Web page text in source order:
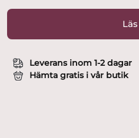
Alvar
Leverans inom 1-2 dagar
Hämta gratis i vår butik